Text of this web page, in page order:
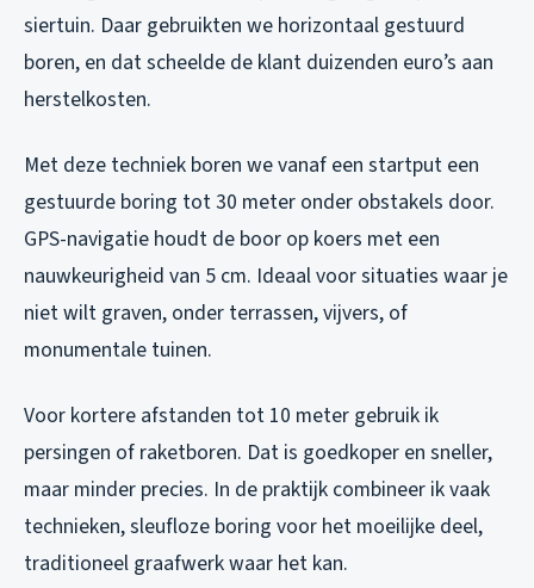
siertuin. Daar gebruikten we horizontaal gestuurd
boren, en dat scheelde de klant duizenden euro’s aan
herstelkosten.
Met deze techniek boren we vanaf een startput een
gestuurde boring tot 30 meter onder obstakels door.
GPS-navigatie houdt de boor op koers met een
nauwkeurigheid van 5 cm. Ideaal voor situaties waar je
niet wilt graven, onder terrassen, vijvers, of
monumentale tuinen.
Voor kortere afstanden tot 10 meter gebruik ik
persingen of raketboren. Dat is goedkoper en sneller,
maar minder precies. In de praktijk combineer ik vaak
technieken, sleufloze boring voor het moeilijke deel,
traditioneel graafwerk waar het kan.